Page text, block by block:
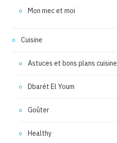
Mon mec et moi
Cuisine
Astuces et bons plans cuisine
Dbarét El Youm
Goûter
Healthy